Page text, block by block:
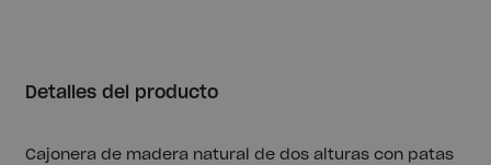
Detalles del producto
Cajonera de madera natural de dos alturas con patas